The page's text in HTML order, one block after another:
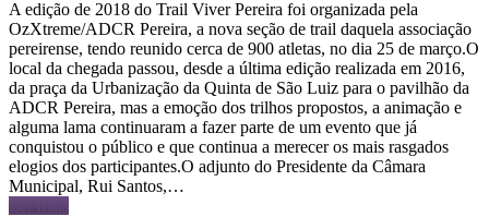
A edição de 2018 do Trail Viver Pereira foi organizada pela
OzXtreme/ADCR Pereira, a nova seção de trail daquela associação
pereirense, tendo reunido cerca de 900 atletas, no dia 25 de março.O
local da chegada passou, desde a última edição realizada em 2016,
da praça da Urbanização da Quinta de São Luiz para o pavilhão da
ADCR Pereira, mas a emoção dos trilhos propostos, a animação e
alguma lama continuaram a fazer parte de um evento que já
conquistou o público e que continua a merecer os mais rasgados
elogios dos participantes.O adjunto do Presidente da Câmara
Municipal, Rui Santos,…
Ler mais